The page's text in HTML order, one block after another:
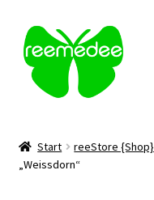
Zur
Navigation
springen
Zum
Inhalt
springen
Anwendungsgebiet
Start reeStore {Shop}
„Weissdorn“